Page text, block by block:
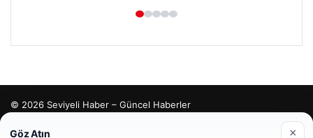
© 2026 Seviyeli Haber – Güncel Haberler
Göz Atın ×